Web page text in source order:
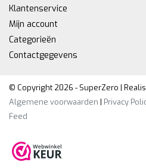
Klantenservice
Mijn account
Categorieën
Contactgegevens
© Copyright 2026 - SuperZero |
Algemene voorwaarden | Privacy
Feed